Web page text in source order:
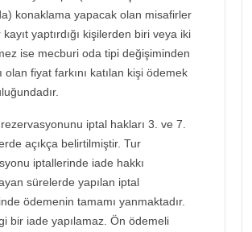
konaklama yapacak olan misafirler
yaptırdığı kişilerden biri veya iki
ise mecburi oda tipi değişiminden
olan fiyat farkını katılan kişi ödemek
iptal hakları 3. ve 7.
açıkça belirtilmiştir. Tur
iptallerinde iade hakkı
sürelerde yapılan iptal
ödemenin tamamı yanmaktadır.
bir iade yapılamaz. Ön ödemeli